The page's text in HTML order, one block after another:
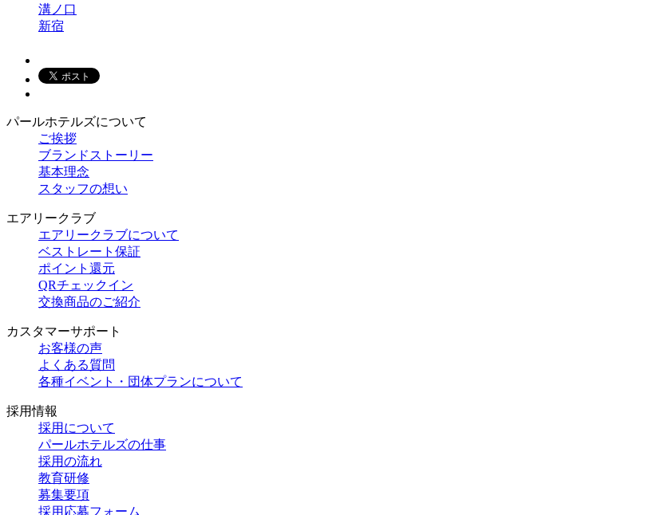
溝ノ口
新宿
パールホテルズについて
ご挨拶
ブランドストーリー
基本理念
スタッフの想い
エアリークラブ
エアリークラブについて
ベストレート保証
ポイント還元
QRチェックイン
交換商品のご紹介
カスタマーサポート
お客様の声
よくある質問
各種イベント・団体プランについて
採用情報
採用について
パールホテルズの仕事
採用の流れ
教育研修
募集要項
採用応募フォーム